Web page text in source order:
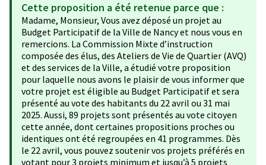
Cette proposition a été retenue parce que :
Madame, Monsieur, Vous avez déposé un projet au
Budget Participatif de la Ville de Nancy et nous vous en
remercions. La Commission Mixte d’instruction
composée des élus, des Ateliers de Vie de Quartier (AVQ)
et des services de la Ville, a étudié votre proposition
pour laquelle nous avons le plaisir de vous informer que
votre projet est éligible au Budget Participatif et sera
présenté au vote des habitants du 22 avril ou 31 mai
2025. Aussi, 89 projets sont présentés au vote citoyen
cette année, dont certaines propositions proches ou
identiques ont été regroupées en 41 programmes. Dès
le 22 avril, vous pouvez soutenir vos projets préférés en
votant pour 3 projets minimum et jusqu’à 5 projets